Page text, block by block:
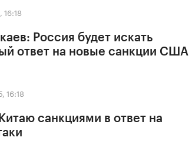
16:18
Россия будет искать
ответ на новые санкции США
16:18
санкциями в ответ на